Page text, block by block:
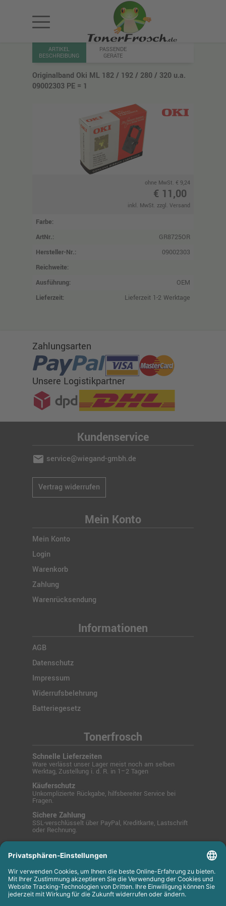
ARTIKEL
BESCHREIBUNG
PASSENDE
GERÄTE
Originalband Oki ML 182 / 192 / 280 / 320 u.a.
09002303 PE = 1
ohne MwSt. € 9,24
€ 11,00
inkl. MwSt. zzgl. Versand
Farbe:
ArtNr.:
GR8725OR
Hersteller-Nr.:
09002303
Reichweite:
Ausführung:
OEM
Lieferzeit:
Lieferzeit 1-2 Werktage
Zahlungsarten
Unsere Logistikpartner
Kundenservice
mail service@wiegand-gmbh.de
Vertrag widerrufen
Mein Konto
Mein Konto
Login
Warenkorb
Zahlung
Warenrücksendung
Informationen
AGB
Datenschutz
Impressum
Widerrufsbelehrung
Batteriegesetz
Tonerfrosch
Schnelle Lieferzeiten
Ware verlässt unser Lager meist noch am selben
Werktag, Zustellung i. d. R. in 1–2 Tagen
Käuferschutz
Unkomplizierte Rückgabe, hilfsbereiter Service bei
Fragen.
Sichere Zahlung
SSL-verschlüsselt über PayPal, Kreditkarte, Lastschrift
oder Rechnung.
© 2025 Tonerfrosch.de - Zuverlässige Drucklösungen
für Büro und Zuhause